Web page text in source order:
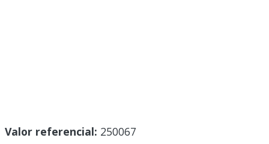
Valor referencial: 250067